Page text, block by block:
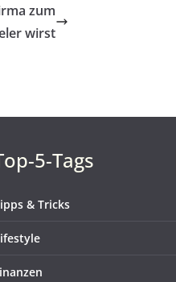
zum
wirst
5-Tags
& Tricks